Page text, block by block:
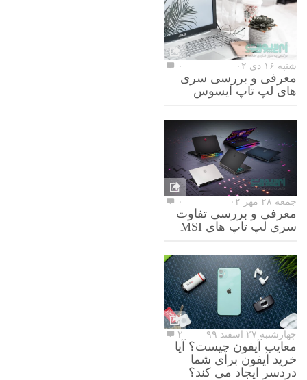
شنبه ۱۶ دی ۰۲ ۰
معرفی و بررسی سری
های لپ تاپ ایسوس
جمعه ۲۸ مهر ۰۲ ۰
معرفی و بررسی تفاوت
سری لپ تاپ های MSI
چهارشنبه ۲۷ اسفند ۹۹ ۲
معایب آیفون چیست؟ آیا
خرید آیفون برای شما
دردسر ایجاد می کند؟